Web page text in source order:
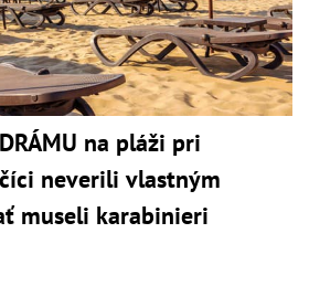
na pláži pri
neverili vlastným
museli karabinieri